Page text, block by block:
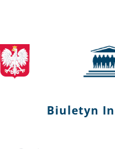
menu
głównego
treści
informacji
o
kontakcie
mapy
serwisu
RPOBiuletyn